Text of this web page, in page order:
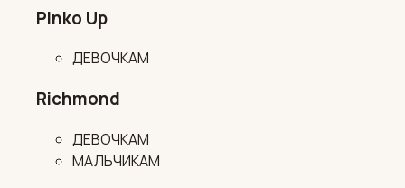
Pinko Up
ДЕВОЧКАМ
Richmond
ДЕВОЧКАМ
МАЛЬЧИКАМ